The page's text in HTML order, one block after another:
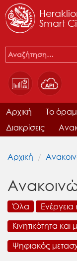
Smart
Αρχική Το
Διακρίσεις
Αρχική
Όλα
Κινητικότητα
Ψηφιακός